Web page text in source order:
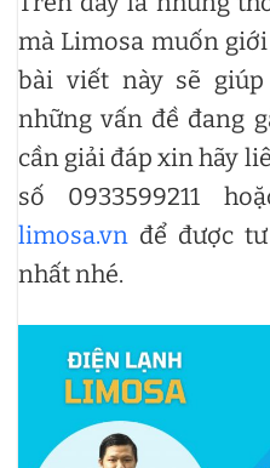
mà Limosa muốn
bài viết này sẽ
những vấn đề đang
cần giải đáp xin hãy
số 0933599211
limosa.vn để được
nhất nhé.